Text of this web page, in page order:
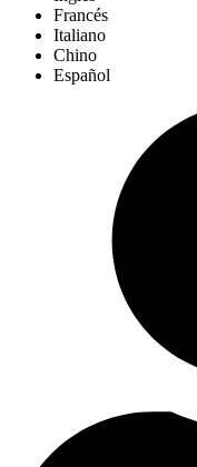
Francés
Italiano
Chino
Español